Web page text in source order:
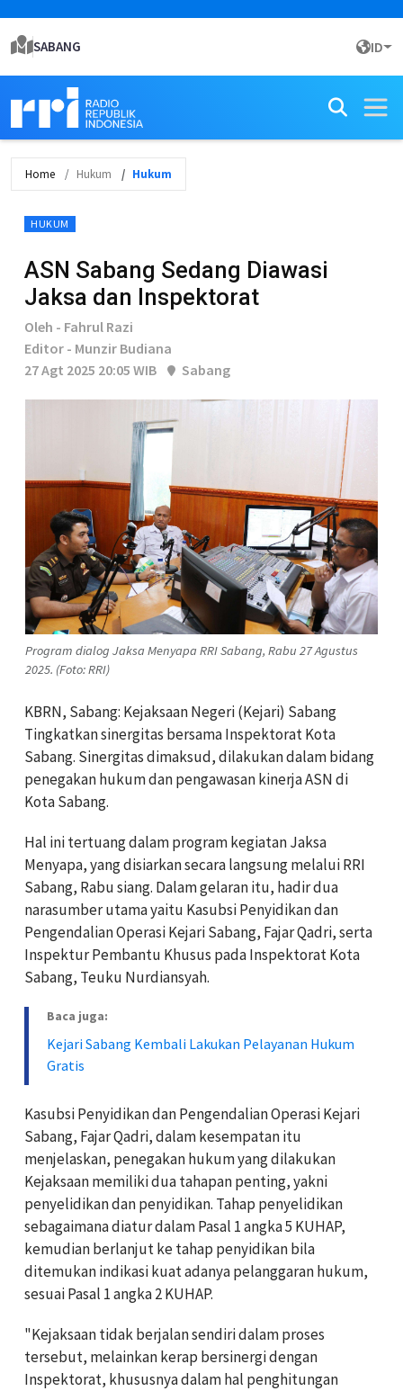
SABANG ID
Home Hukum Hukum
HUKUM
ASN Sabang Sedang Diawasi
Jaksa dan Inspektorat
Oleh - Fahrul Razi
Editor - Munzir Budiana
27 Agt 2025 20:05 WIB
Sabang
Program dialog Jaksa Menyapa RRI Sabang, Rabu 27 Agustus
2025. (Foto: RRI)
KBRN, Sabang: Kejaksaan Negeri (Kejari) Sabang
Tingkatkan sinergitas bersama Inspektorat Kota
Sabang. Sinergitas dimaksud, dilakukan dalam bidang
penegakan hukum dan pengawasan kinerja ASN di
Kota Sabang.
Hal ini tertuang dalam program kegiatan Jaksa
Menyapa, yang disiarkan secara langsung melalui RRI
Sabang, Rabu siang. Dalam gelaran itu, hadir dua
narasumber utama yaitu Kasubsi Penyidikan dan
Pengendalian Operasi Kejari Sabang, Fajar Qadri, serta
Inspektur Pembantu Khusus pada Inspektorat Kota
Sabang, Teuku Nurdiansyah.
Baca juga:
Kejari Sabang Kembali Lakukan Pelayanan Hukum
Gratis
Kasubsi Penyidikan dan Pengendalian Operasi Kejari
Sabang, Fajar Qadri, dalam kesempatan itu
menjelaskan, penegakan hukum yang dilakukan
Kejaksaan memiliki dua tahapan penting, yakni
penyelidikan dan penyidikan. Tahap penyelidikan
sebagaimana diatur dalam Pasal 1 angka 5 KUHAP,
kemudian berlanjut ke tahap penyidikan bila
ditemukan indikasi kuat adanya pelanggaran hukum,
sesuai Pasal 1 angka 2 KUHAP.
"Kejaksaan tidak berjalan sendiri dalam proses
tersebut, melainkan kerap bersinergi dengan
Inspektorat, khususnya dalam hal penghitungan